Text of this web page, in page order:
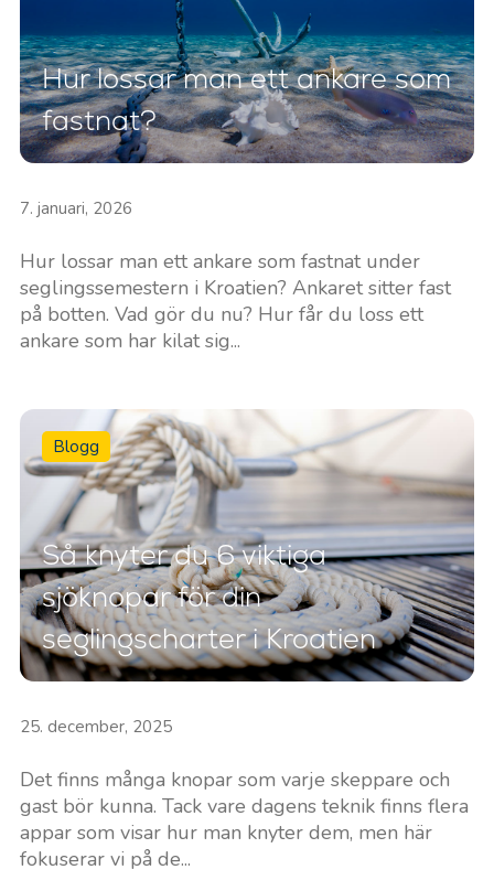
Hur lossar man ett ankare som
fastnat?
7. januari, 2026
Hur lossar man ett ankare som fastnat under
seglingssemestern i Kroatien? Ankaret sitter fast
på botten. Vad gör du nu? Hur får du loss ett
ankare som har kilat sig...
Blogg
Så knyter du 6 viktiga
sjöknopar för din
seglingscharter i Kroatien
25. december, 2025
Det finns många knopar som varje skeppare och
gast bör kunna. Tack vare dagens teknik finns flera
appar som visar hur man knyter dem, men här
fokuserar vi på de...